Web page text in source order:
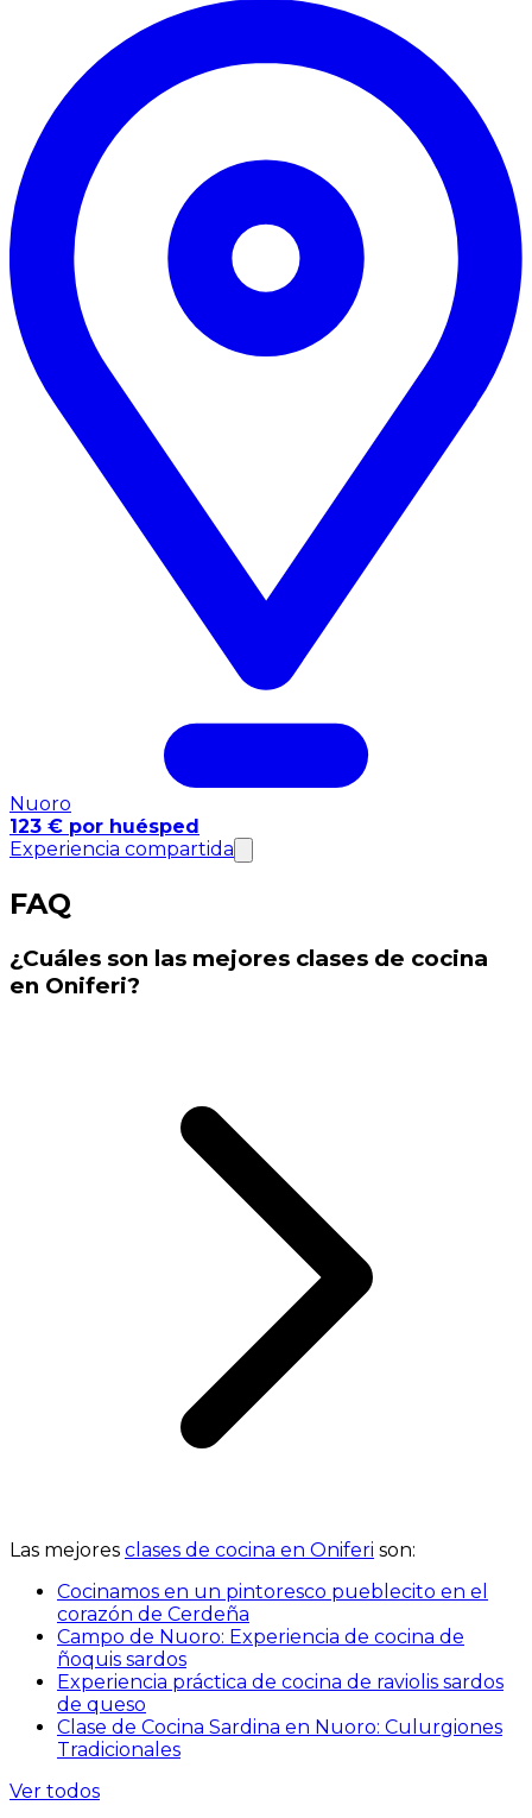
Nuoro
123 € por huésped
Experiencia compartida
FAQ
¿Cuáles son las mejores clases de cocina
en Oniferi?
Las mejores clases de cocina en Oniferi son:
Cocinamos en un pintoresco pueblecito en el
corazón de Cerdeña
Campo de Nuoro: Experiencia de cocina de
ñoquis sardos
Experiencia práctica de cocina de raviolis sardos
de queso
Clase de Cocina Sardina en Nuoro: Culurgiones
Tradicionales
Ver todos